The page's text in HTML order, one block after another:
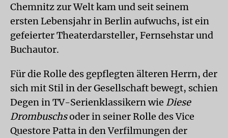
Chemnitz zur Welt kam und seit seinem
ersten Lebensjahr in Berlin aufwuchs, ist ein
gefeierter Theaterdarsteller, Fernsehstar und
Buchautor.
Für die Rolle des gepflegten älteren Herrn, der
sich mit Stil in der Gesellschaft bewegt, schien
Degen in TV-Serienklassikern wie Diese
Drombuschsoder in seiner Rolle des Vice
Questore Patta in den Verfilmungen der